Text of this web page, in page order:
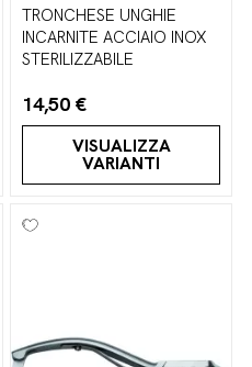
TRONCHESE UNGHIE
INCARNITE ACCIAIO INOX
STERILIZZABILE
14,50 €
VISUALIZZA
VARIANTI